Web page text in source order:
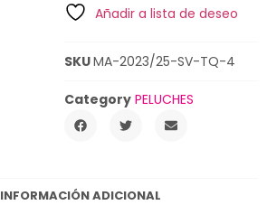
Añadir a lista de deseo
SKUMA-2023/25-SV-TQ-4
Category PELUCHES
INFORMACIÓN ADICIONAL